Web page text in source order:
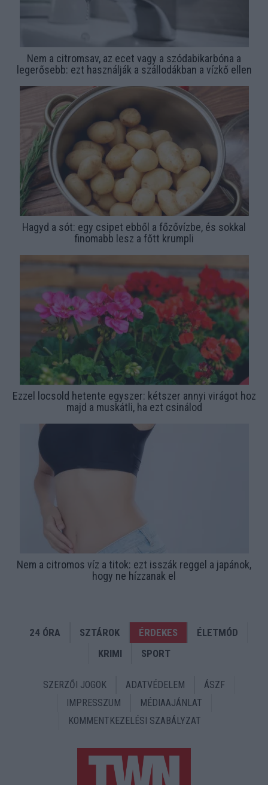
Nem a citromsav, az ecet vagy a szódabikarbóna a
legerősebb: ezt használják a szállodákban a vízkő ellen
Hagyd a sót: egy csipet ebből a főzővízbe, és sokkal
finomabb lesz a főtt krumpli
Ezzel locsold hetente egyszer: kétszer annyi virágot hoz
majd a muskátli, ha ezt csinálod
Nem a citromos víz a titok: ezt isszák reggel a japánok,
hogy ne hízzanak el
24 ÓRA SZTÁROK ÉRDEKES
ÉLETMÓD
KRIMI
SPORT
SZERZŐI JOGOK ADATVÉDELEM
ÁSZF
IMPRESSZUM
MÉDIAAJÁNLAT
KOMMENTKEZELÉSI SZABÁLYZAT